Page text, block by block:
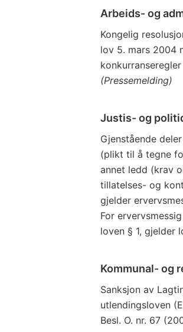
Arbeids- og
Kongelig
lov 5. mars 2004
(Pressemelding)
Justis- og
Gjenstående
(plikt til å tegne
annet ledd (krav
tillatelses- og
gjelder
For
loven § 1, gjelder
Kommunal- og
Sanksjon av
utlendingsloven
Besl. O. nr. 67